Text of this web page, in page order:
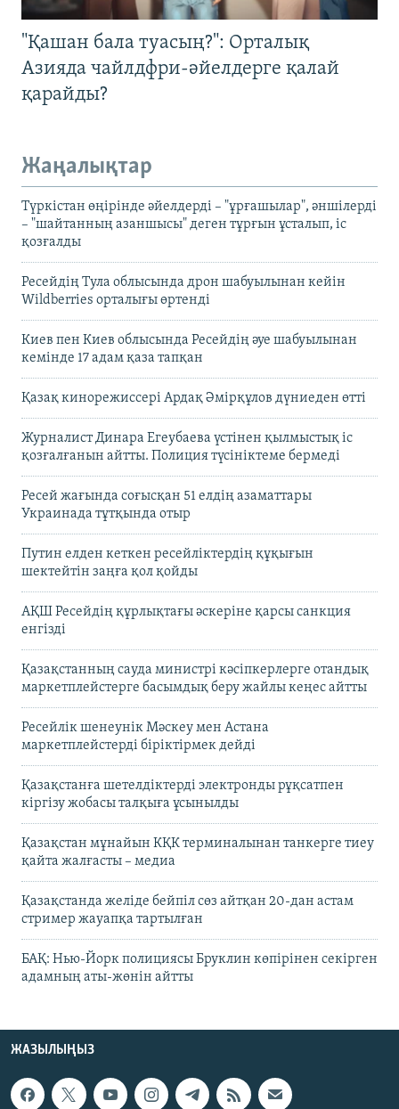
"Қашан бала туасың?": Орталық
Азияда чайлдфри-әйелдерге қалай
қарайды?
Жаңалықтар
Түркістан өңірінде әйелдерді – "ұрғашылар", әншілерді
– "шайтанның азаншысы" деген тұрғын ұсталып, іс
қозғалды
Ресейдің Тула облысында дрон шабуылынан кейін
Wildberries орталығы өртенді
Киев пен Киев облысында Ресейдің әуе шабуылынан
кемінде 17 адам қаза тапқан
Қазақ кинорежиссері Ардақ Әмірқұлов дүниеден өтті
Журналист Динара Егеубаева үстінен қылмыстық іс
қозғалғанын айтты. Полиция түсініктеме бермеді
Ресей жағында соғысқан 51 елдің азаматтары
Украинада тұтқында отыр
Путин елден кеткен ресейліктердің құқығын
шектейтін заңға қол қойды
АҚШ Ресейдің құрлықтағы әскеріне қарсы санкция
енгізді
Қазақстанның сауда министрі кәсіпкерлерге отандық
маркетплейстерге басымдық беру жайлы кеңес айтты
Ресейлік шенеунік Мәскеу мен Астана
маркетплейстерді біріктірмек дейді
Қазақстанға шетелдіктерді электронды рұқсатпен
кіргізу жобасы талқыға ұсынылды
Қазақстан мұнайын КҚК терминалынан танкерге тиеу
қайта жалғасты – медиа
Қазақстанда желіде бейпіл сөз айтқан 20-дан астам
стример жауапқа тартылған
БАҚ: Нью-Йорк полициясы Бруклин көпірінен секірген
адамның аты-жөнін айтты
ЖАЗЫЛЫҢЫЗ